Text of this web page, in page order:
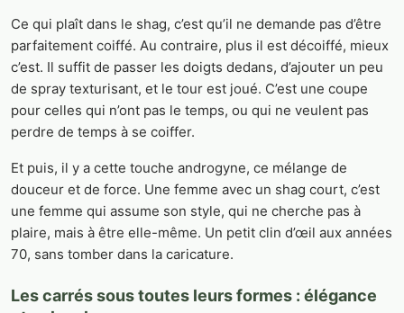
Ce qui plaît dans le shag, c’est qu’il ne demande pas d’être
parfaitement coiffé. Au contraire, plus il est décoiffé, mieux
c’est. Il suffit de passer les doigts dedans, d’ajouter un peu
de spray texturisant, et le tour est joué. C’est une coupe
pour celles qui n’ont pas le temps, ou qui ne veulent pas
perdre de temps à se coiffer.
Et puis, il y a cette touche androgyne, ce mélange de
douceur et de force. Une femme avec un shag court, c’est
une femme qui assume son style, qui ne cherche pas à
plaire, mais à être elle-même. Un petit clin d’œil aux années
70, sans tomber dans la caricature.
Les carrés sous toutes leurs formes : élégance